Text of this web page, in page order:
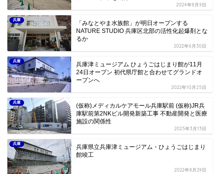
2024年8月9日
兵庫
「みなとやま水族館」が明日オープンする
NATURE STUDIO 兵庫区北部の活性化起爆剤とな
るか
2022年6月30日
兵庫
兵庫津ミュージアム ひょうごはじまり館が11月
24日オープン 初代県庁館と合わせてグランドオ
ープンへ
2022年10月25日
兵庫
(仮称)メディカルケアモール兵庫駅前 (仮称)JR兵
庫駅前第2NKビル開発新築工事 不動産開発と医療
施設の関係性
2025年3月13日
兵庫
兵庫県立兵庫津ミュージアム・ひょうごはじまり
館竣工
2022年8月29日